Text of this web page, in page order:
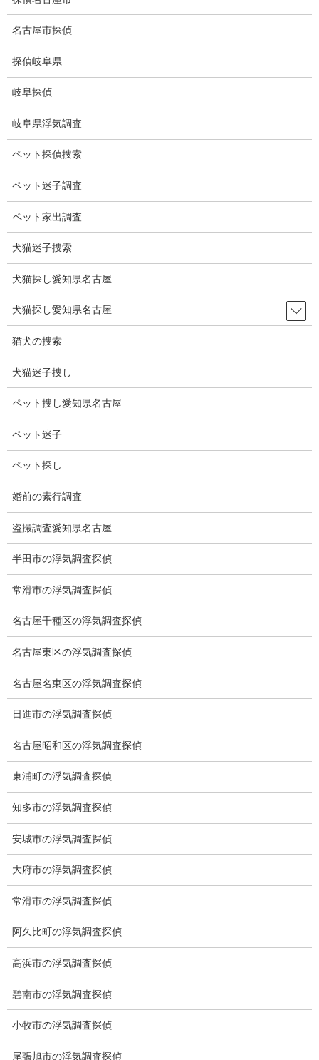
に
動
ョ
に
動
探偵の資格
HOME 探偵の資格
探偵の資格
探偵に資格はあるのか？
日本の探偵に資
格はありませ
ん。
ルは勿論、独自
学ぶことが必要
です。
探偵業に許可はあるのか？
許可は必要あり
ません。
届出で足りま
す。
探偵業の届出制とは？
探偵業の届出制
は、公安委員会
に提出する書類
に不備がなけれ
ば届出をするだ
けで済みます。
従って許可、認
可、申請等では
ありません。
誰でも開業できるのか？
ませれば開業で
も十分な調査経
ル、調査の知識
がなければ業務
は出来ません。
名古屋市探偵
探偵岐阜県
岐阜探偵
岐阜県浮気調査
ペット探偵捜索
ペット迷子調査
ペット家出調査
犬猫迷子捜索
犬猫探し愛知県名古屋
犬猫探し愛知県名古屋
猫犬の捜索
犬猫迷子捜し
ペット捜し愛知県名古屋
ペット迷子
ペット探し
婚前の素行調査
盗撮調査愛知県名古屋
半田市の浮気調査探偵
常滑市の浮気調査探偵
名古屋千種区の浮気調査探偵
名古屋東区の浮気調査探偵
名古屋名東区の浮気調査探偵
日進市の浮気調査探偵
名古屋昭和区の浮気調査探偵
東浦町の浮気調査探偵
知多市の浮気調査探偵
安城市の浮気調査探偵
大府市の浮気調査探偵
常滑市の浮気調査探偵
阿久比町の浮気調査探偵
高浜市の浮気調査探偵
碧南市の浮気調査探偵
小牧市の浮気調査探偵
尾張旭市の浮気調査探偵